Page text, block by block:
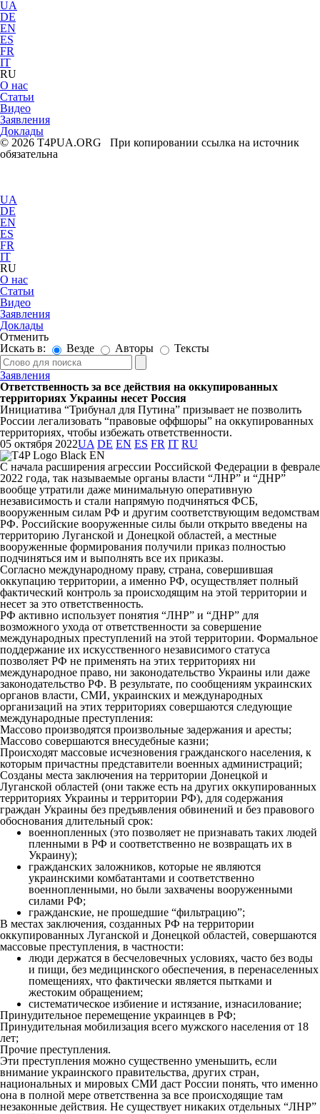
UA
DE
EN
ES
FR
IT
RU
О нас
Статьи
Видео
Заявления
Доклады
© 2026 T4PUA.ORG При копировании ссылка на источник
обязательна
UA
DE
EN
ES
FR
IT
RU
О нас
Статьи
Видео
Заявления
Доклады
Отменить
Искать в:
Везде Авторы Тексты
Заявления
Ответственность за все действия на оккупированных
территориях Украины несет Россия
Инициатива “Трибунал для Путина” призывает не позволить
России легализовать “правовые оффшоры” на оккупированных
территориях, чтобы избежать ответственности.
05 октября 2022UA DE EN ES FR IT RU
С начала расширения агрессии Российской Федерации в феврале
2022 года, так называемые органы власти “ЛНР” и “ДНР”
вообще утратили даже минимальную оперативную
независимость и стали напрямую подчиняться ФСБ,
вооруженным силам РФ и другим соответствующим ведомствам
РФ. Российские вооруженные силы были открыто введены на
территорию Луганской и Донецкой областей, а местные
вооруженные формирования получили приказ полностью
подчиняться им и выполнять все их приказы.
Согласно международному праву, страна, совершившая
оккупацию территории, а именно РФ, осуществляет полный
фактический контроль за происходящим на этой территории и
несет за это ответственность.
РФ активно использует понятия “ЛНР” и “ДНР” для
возможного ухода от ответственности за совершение
международных преступлений на этой территории. Формальное
поддержание их искусственного независимого статуса
позволяет РФ не применять на этих территориях ни
международное право, ни законодательство Украины или даже
законодательство РФ. В результате, по сообщениям украинских
органов власти, СМИ, украинских и международных
организаций на этих территориях совершаются следующие
международные преступления:
Массово производятся произвольные задержания и аресты;
Массово совершаются внесудебные казни;
Происходят массовые исчезновения гражданского населения, к
которым причастны представители военных администраций;
Cозданы места заключения на территории Донецкой и
Луганской областей (они также есть на других оккупированных
территориях Украины и территории РФ), для содержания
граждан Украины без предъявления обвинений и без правового
обоснования длительный срок:
военнопленных (это позволяет не признавать таких людей
пленными в РФ и соответственно не возвращать их в
Украину);
гражданских заложников, которые не являются
украинскими комбатантами и соответственно
военнопленными, но были захвачены вооруженными
силами РФ;
гражданские, не прошедшие “фильтрацию”;
В местах заключения, созданных РФ на территории
оккупированных Луганской и Донецкой областей, совершаются
массовые преступления, в частности:
люди держатся в бесчеловечных условиях, часто без воды
и пищи, без медицинского обеспечения, в перенаселенных
помещениях, что фактически является пытками и
жестоким обращением;
систематическое избиение и истязание, изнасилование;
Принудительное перемещение украинцев в РФ;
Принудительная мобилизация всего мужского населения от 18
лет;
Прочие преступления.
Эти преступления можно существенно уменьшить, если
внимание украинского правительства, других стран,
национальных и мировых СМИ даст России понять, что именно
она в полной мере ответственна за все происходящие там
незаконные действия. Не существует никаких отдельных “ЛНР”